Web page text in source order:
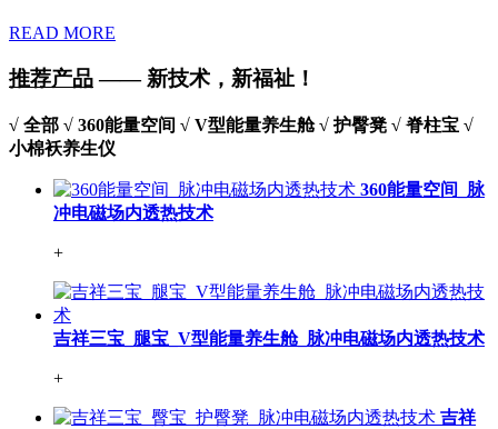
READ MORE
推荐产品—— 新技术，新福祉！
√ 全部 √ 360能量空间 √ V型能量养生舱 √ 护臀凳 √ 脊柱宝 √
小棉袄养生仪
360能量空间_脉
冲电磁场内透热技术
+
吉祥三宝_腿宝_V型能量养生舱_脉冲电磁场内透热技术
+
吉祥